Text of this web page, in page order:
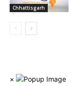
Chhattisgarh
×